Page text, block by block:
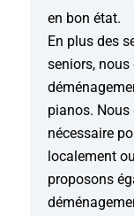
en bon état.
En plus des
seniors,
pianos. Nous
nécessaire
localement
proposons